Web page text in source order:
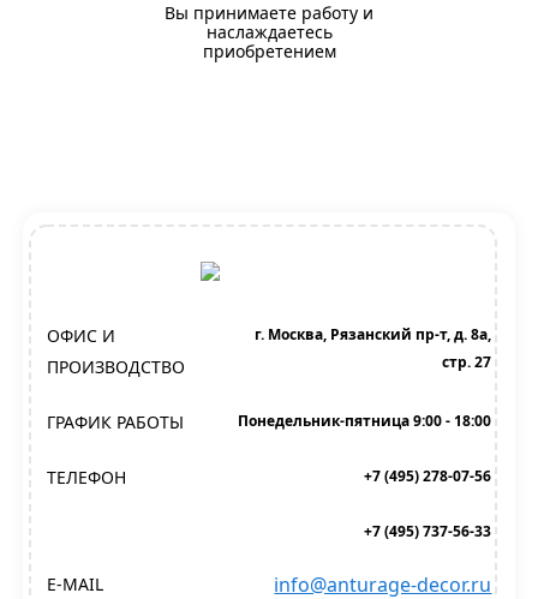
Вы принимаете работу и
наслаждаетесь
приобретением
ОФИС И
ПРОИЗВОДСТВО
г. Москва, Рязанский пр-т, д. 8а,
стр. 27
ГРАФИК РАБОТЫ Понедельник-пятница 9:00 - 18:00
ТЕЛЕФОН +7 (495) 278-07-56
+7 (495) 737-56-33
E-MAIL info@anturage-decor.ru